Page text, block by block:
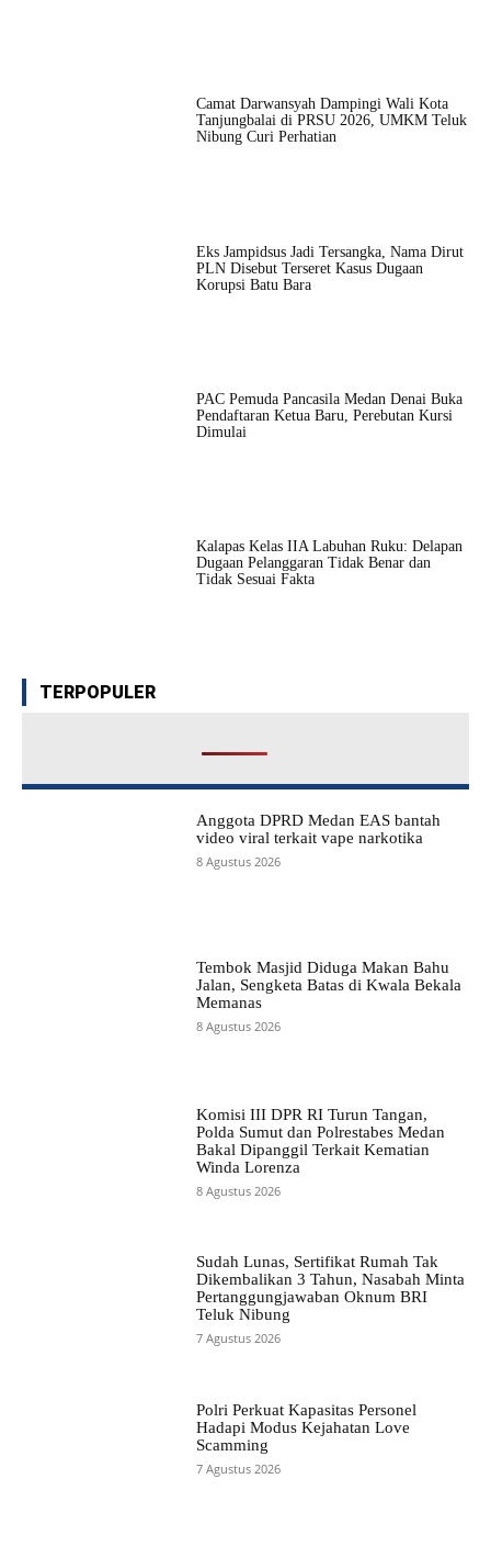
Camat Darwansyah Dampingi Wali Kota
Tanjungbalai di PRSU 2026, UMKM Teluk
Nibung Curi Perhatian
Eks Jampidsus Jadi Tersangka, Nama Dirut
PLN Disebut Terseret Kasus Dugaan
Korupsi Batu Bara
PAC Pemuda Pancasila Medan Denai Buka
Pendaftaran Ketua Baru, Perebutan Kursi
Dimulai
Kalapas Kelas IIA Labuhan Ruku: Delapan
Dugaan Pelanggaran Tidak Benar dan
Tidak Sesuai Fakta
TERPOPULER
Anggota DPRD Medan EAS bantah
video viral terkait vape narkotika
8 Agustus 2026
Tembok Masjid Diduga Makan Bahu
Jalan, Sengketa Batas di Kwala Bekala
Memanas
8 Agustus 2026
Komisi III DPR RI Turun Tangan,
Polda Sumut dan Polrestabes Medan
Bakal Dipanggil Terkait Kematian
Winda Lorenza
8 Agustus 2026
Sudah Lunas, Sertifikat Rumah Tak
Dikembalikan 3 Tahun, Nasabah Minta
Pertanggungjawaban Oknum BRI
Teluk Nibung
7 Agustus 2026
Polri Perkuat Kapasitas Personel
Hadapi Modus Kejahatan Love
Scamming
7 Agustus 2026